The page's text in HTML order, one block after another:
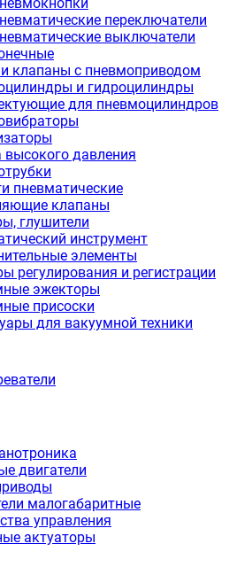
переключатели
выключатели
клапаны с пневмоприводом
и гидроцилиндры
для пневмоцилиндров
высокого давления
пневматические
клапаны
глушители
инструмент
элементы
регулирования и регистрации
эжекторы
присоски
для вакуумной техники
двигатели
малогабаритные
управления
актуаторы